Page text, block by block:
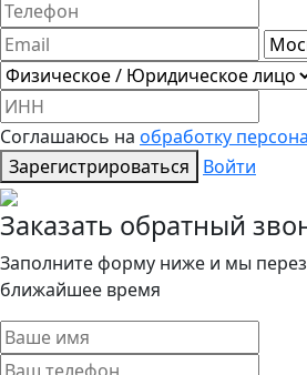
Соглашаюсь на обработку
Зарегистрироваться
Войти
Заказать обратный
Заполните форму ниже и мы
ближайшее время